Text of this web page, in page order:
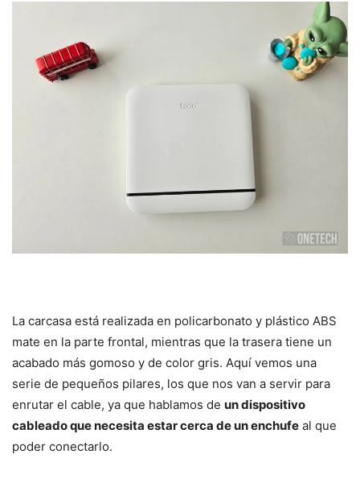
La carcasa está realizada en policarbonato y plástico ABS
mate en la parte frontal, mientras que la trasera tiene un
acabado más gomoso y de color gris. Aquí vemos una
serie de pequeños pilares, los que nos van a servir para
enrutar el cable, ya que hablamos de un dispositivo
cableado que necesita estar cerca de un enchufe al que
poder conectarlo.